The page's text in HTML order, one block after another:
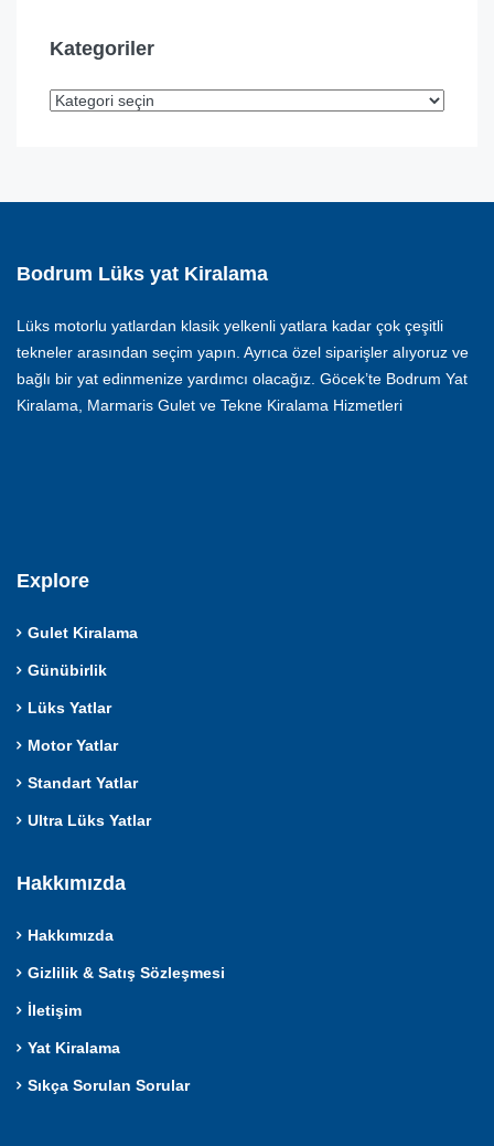
Kategoriler
Bodrum Lüks yat Kiralama
Lüks motorlu yatlardan klasik yelkenli yatlara kadar çok çeşitli
tekneler arasından seçim yapın. Ayrıca özel siparişler alıyoruz ve
bağlı bir yat edinmenize yardımcı olacağız. Göcek’te Bodrum Yat
Kiralama, Marmaris Gulet ve Tekne Kiralama Hizmetleri
Explore
Gulet Kiralama
Günübirlik
Lüks Yatlar
Motor Yatlar
Standart Yatlar
Ultra Lüks Yatlar
Hakkımızda
Hakkımızda
Gizlilik & Satış Sözleşmesi
İletişim
Yat Kiralama
Sıkça Sorulan Sorular